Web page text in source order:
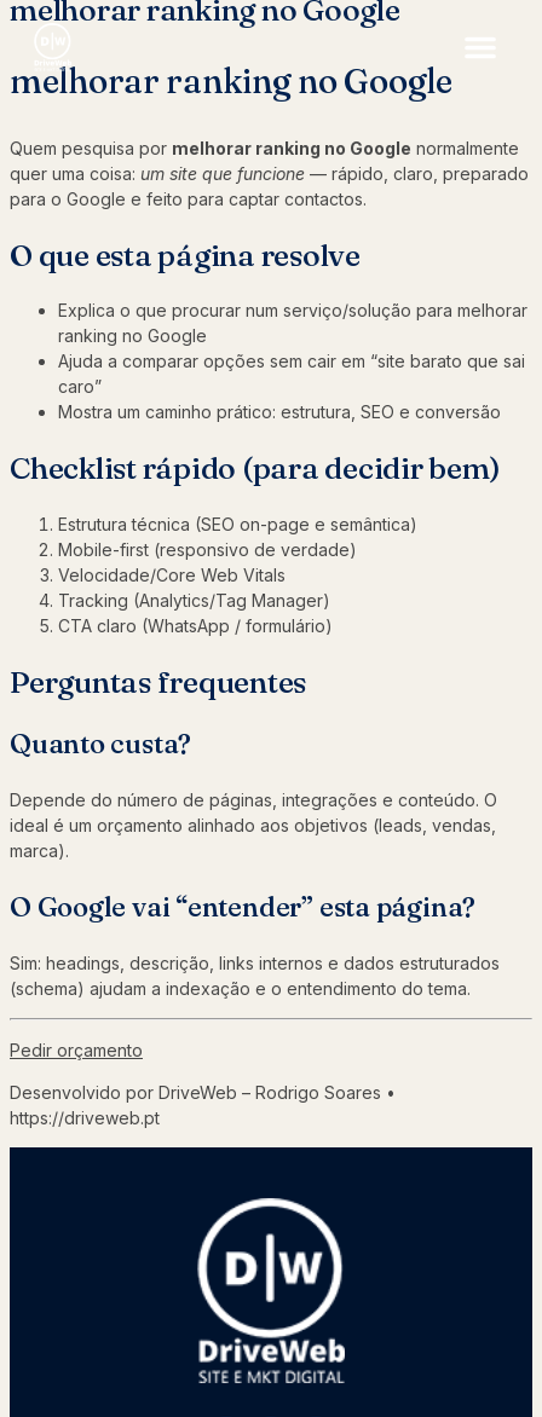
melhorar ranking no Google
melhorar ranking no Google
Quem pesquisa por melhorar ranking no Google normalmente
quer uma coisa: um site que funcione — rápido, claro, preparado
para o Google e feito para captar contactos.
O que esta página resolve
Explica o que procurar num serviço/solução para melhorar
ranking no Google
Ajuda a comparar opções sem cair em “site barato que sai
caro”
Mostra um caminho prático: estrutura, SEO e conversão
Checklist rápido (para decidir bem)
Estrutura técnica (SEO on-page e semântica)
Mobile-first (responsivo de verdade)
Velocidade/Core Web Vitals
Tracking (Analytics/Tag Manager)
CTA claro (WhatsApp / formulário)
Perguntas frequentes
Quanto custa?
Depende do número de páginas, integrações e conteúdo. O
ideal é um orçamento alinhado aos objetivos (leads, vendas,
marca).
O Google vai “entender” esta página?
Sim: headings, descrição, links internos e dados estruturados
(schema) ajudam a indexação e o entendimento do tema.
Pedir orçamento
Desenvolvido por DriveWeb – Rodrigo Soares •
https://driveweb.pt